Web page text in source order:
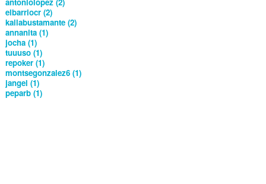
antoniolopez (2)
elbarriocr (2)
kailabustamante (2)
annanita (1)
jocha (1)
tuuuso (1)
repoker (1)
montsegonzalez6 (1)
jangel (1)
peparb (1)